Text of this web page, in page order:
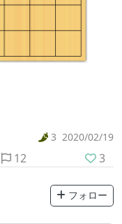
3 2020/02/19
12 3
フォロー